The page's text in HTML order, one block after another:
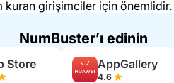
kuran girişimciler için önemlidir.
NumBuster’ı edinin
Store AppGallery
4.6